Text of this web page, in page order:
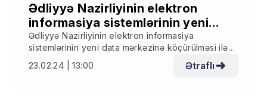
Ədliyyə Nazirliyinin elektron
informasiya sistemlərinin yeni
data mərkəzinə köçürülməsi ilə
əlaqədar məlumat
Ədliyyə Nazirliyinin elektron informasiya
sistemlərinin yeni data mərkəzinə köçürülməsi ilə
əlaqədar məlumat
23.02.24 | 13:00 Ətraflı